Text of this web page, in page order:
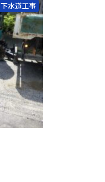
下水道工事